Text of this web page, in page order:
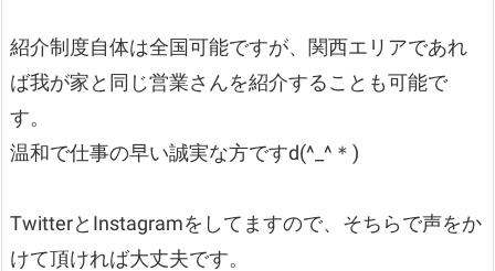
紹介制度自体は全国可能ですが、関西エリアであれ
ば我が家と同じ営業さんを紹介することも可能で
す。
温和で仕事の早い誠実な方ですd(^_^＊)
TwitterとInstagramをしてますので、そちらで声をか
けて頂ければ大丈夫です。